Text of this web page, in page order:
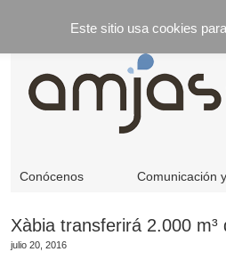
Conócenos Comunicación
Xàbia transferirá 2.000
julio 20, 2016
Este sitio usa cookies